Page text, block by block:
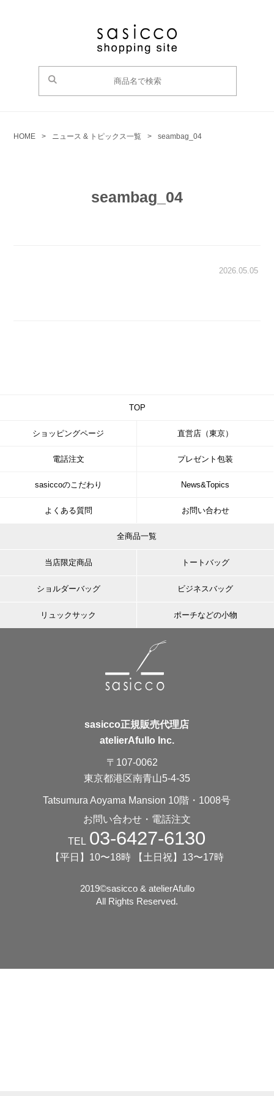
HOME > ニュース & トピックス一覧 > seambag_04
seambag_04
2026.05.05
TOP
ショッピングページ 直営店（東京）
電話注文 プレゼント包装
sasiccoのこだわり News&Topics
よくある質問 お問い合わせ
全商品一覧
当店限定商品 トートバッグ
ショルダーバッグ ビジネスバッグ
リュックサック ポーチなどの小物
sasicco正規販売代理店
atelierAfullo Inc.
〒107-0062
東京都港区南青山5-4-35
Tatsumura Aoyama Mansion 10階・1008号
お問い合わせ・電話注文
TEL 03-6427-6130
【平日】10〜18時 【土日祝】13〜17時
2019©️sasicco & atelierAfullo
All Rights Reserved.